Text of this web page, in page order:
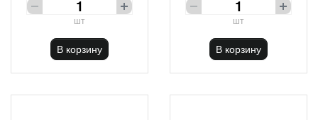
шт
В корзину
шт
В корзину